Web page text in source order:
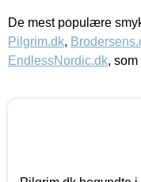
De mest populære
Pilgrim.dk,
EndlessNordic.dk,